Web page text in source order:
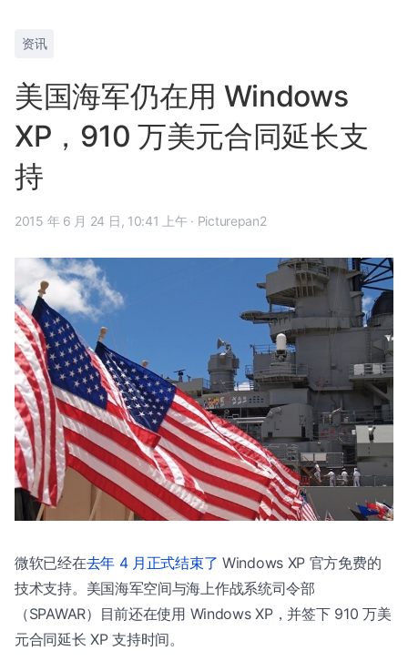
资讯
美国海军仍在用 Windows
XP，910 万美元合同延长支
持
2015 年 6 月 24 日, 10:41 上午 · Picturepan2
微软已经在去年 4 月正式结束了 Windows XP 官方免费的
技术支持。美国海军空间与海上作战系统司令部
（SPAWAR）目前还在使用 Windows XP，并签下 910 万美
元合同延长 XP 支持时间。